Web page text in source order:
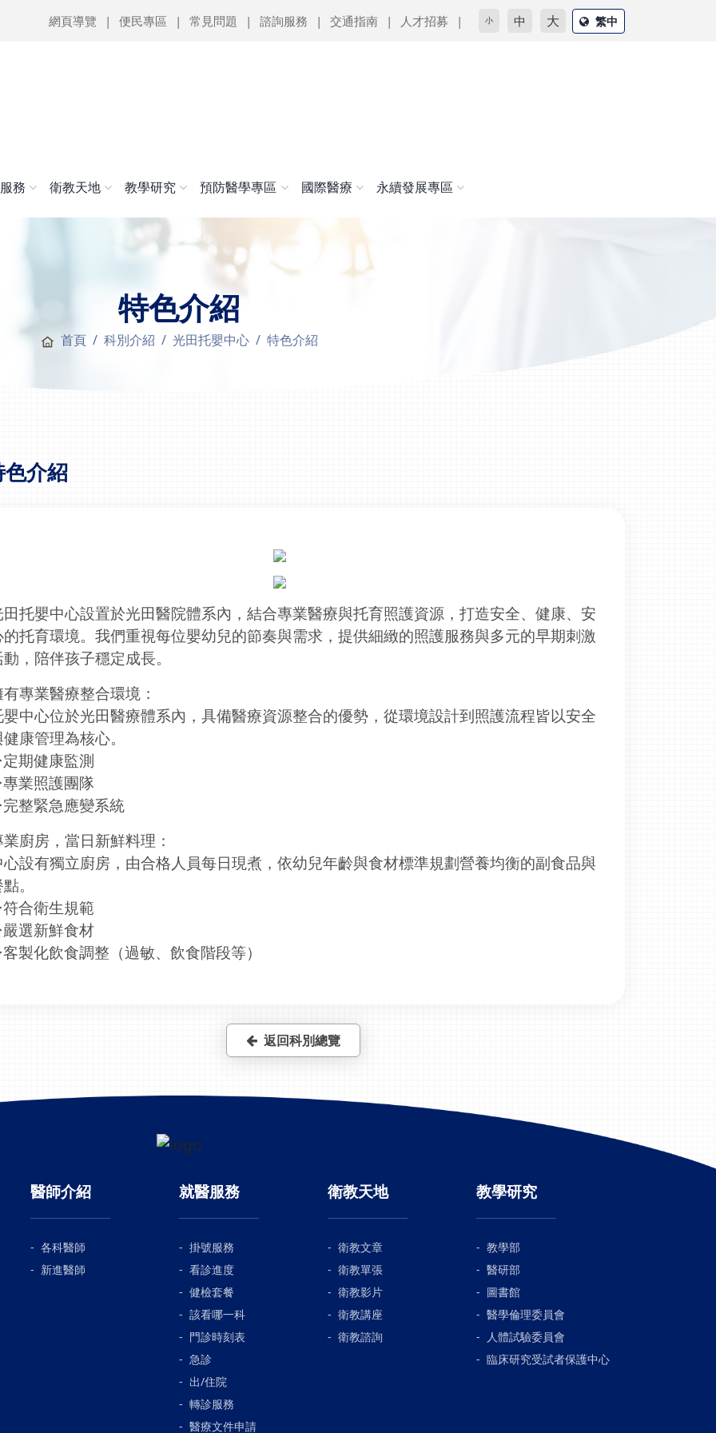
網頁導覽 便民專區 常見問題 諮詢服務 交通指南 人才招募 小 中 大 繁中
務 衛教天地 教學研究 預防醫學專區 國際醫療 永續發展專區
特色介紹
首頁 科別介紹 光田托嬰中心 特色介紹
色介紹
田托嬰中心設置於光田醫院體系內，結合專業醫療與托育照護資源，打造安全、健康、安
的托育環境。我們重視每位嬰幼兒的節奏與需求，提供細緻的照護服務與多元的早期刺激
，陪伴孩子穩定成長。
專業醫療整合環境：
嬰中心位於光田醫療體系內，具備醫療資源整合的優勢，從環境設計到照護流程皆以安全
康管理為核心。
期健康監測
業照護團隊
整緊急應變系統
廚房，當日新鮮料理：
心設有獨立廚房，由合格人員每日現煮，依幼兒年齡與食材標準規劃營養均衡的副食品與
。
合衛生規範
選新鮮食材
製化飲食調整（過敏、飲食階段等）
返回科別總覽
醫師介紹
各科醫師
新進醫師
就醫服務
掛號服務
看診進度
健檢套餐
該看哪一科
門診時刻表
急診
出/住院
轉診服務
醫療文件申請
衛教天地
衛教文章
衛教單張
衛教影片
衛教講座
衛教諮詢
教學研究
教學部
醫研部
圖書館
醫學倫理委員會
人體試驗委員會
臨床研究受試者保護中心